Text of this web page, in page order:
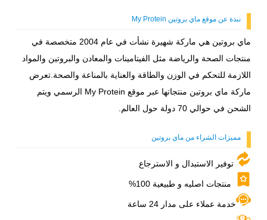
نبذة عن موقع ماي بروتين My Protein
ماي بروتين هي ماركة شهيرة نشأت في عام 2004 متخصصة في
منتجات الصحة والرياضة مثل الفيتامينات والمعادن والبروتين والمواد
اللازمة للتحكم في الوزن والطاقة والعناية بالمناعة والصحة.تعرض
ماركة ماي بروتين منتجاتها عبر موقع My Protein الرسمي ويتم
الشحن في حوالي 70 دولة حول العالم.
مميزات الشراء من ماي بروتين
توفير الاستبدال و الاسترجاع
منتجات اصليه و طبيعية 100%
خدمة عملاء على مدار 24 ساعة